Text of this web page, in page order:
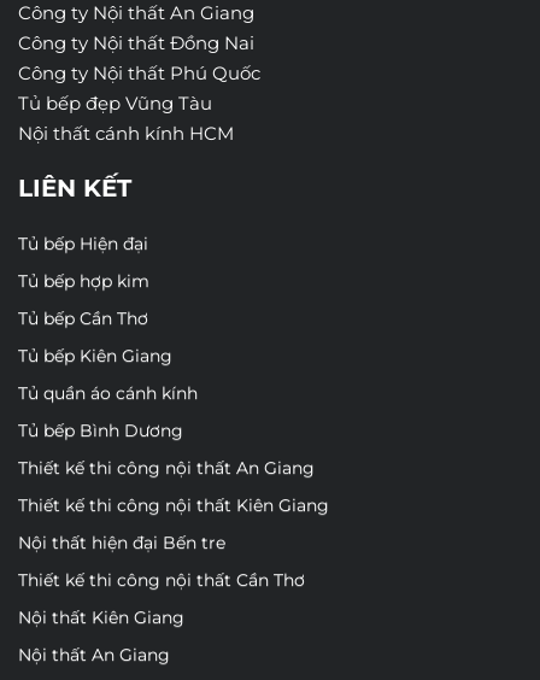
Công ty Nội thất An Giang
Công ty Nội thất Đồng Nai
Công ty Nội thất Phú Quốc
Tủ bếp đẹp Vũng Tàu
Nội thất cánh kính HCM
LIÊN KẾT
Tủ bếp Hiện đại
Tủ bếp hợp kim
Tủ bếp Cần Thơ
Tủ bếp Kiên Giang
Tủ quần áo cánh kính
Tủ bếp Bình Dương
Thiết kế thi công nội thất An Giang
Thiết kế thi công nội thất Kiên Giang
Nội thất hiện đại Bến tre
Thiết kế thi công nội thất Cần Thơ
Nội thất Kiên Giang
Nội thất An Giang